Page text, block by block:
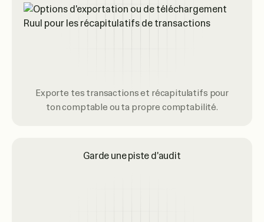
Exporte tes transactions et récapitulatifs pour
ton comptable ou ta propre comptabilité.
Garde une piste d'audit